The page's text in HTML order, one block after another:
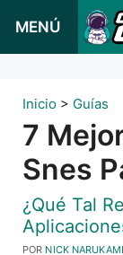
MENÚ
Inicio > Guías
7
Snes
¿Qué Tal
POR NICK